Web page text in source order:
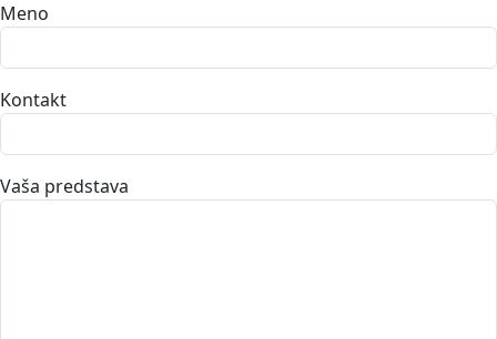
Meno
Kontakt
Vaša predstava